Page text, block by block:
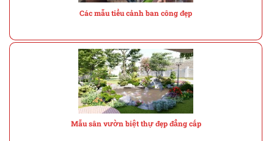
Các mẫu tiểu cảnh ban công đẹp
Mẫu sân vườn biệt thự đẹp đẳng cấp